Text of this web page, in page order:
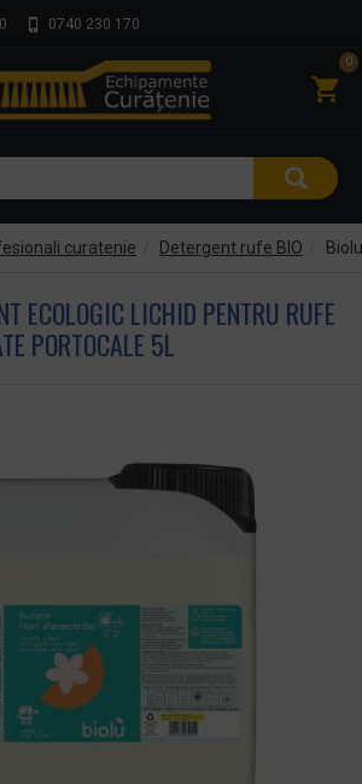
0740 230 170
0
curatenie Detergent rufe BIO
ECOLOGIC LICHID PENTRU RUFE
PORTOCALE 5L